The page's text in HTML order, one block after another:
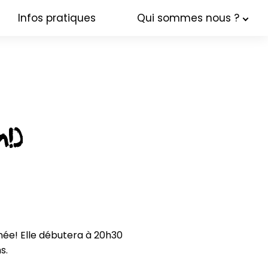
Infos pratiques Qui sommes nous ?
Elle débutera à 20h30